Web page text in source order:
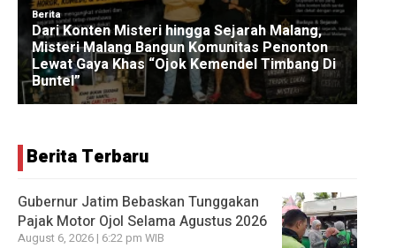
Berita Terbaru
Gubernur Jatim Bebaskan Tunggakan
Pajak Motor Ojol Selama Agustus 2026
August 6, 2026 | 6:22 pm WIB